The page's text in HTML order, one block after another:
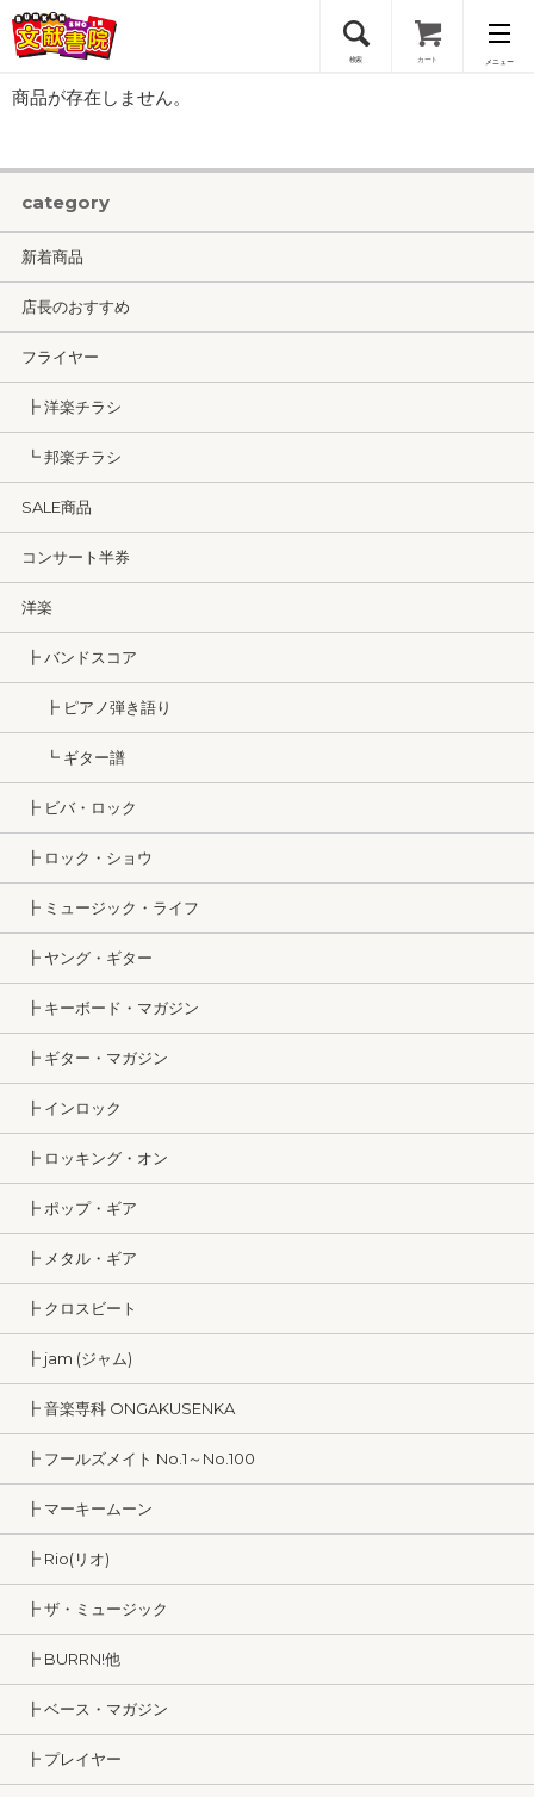
検索 カート メニュー
会員登録
ログイン
商品が存在しません。
category
新着商品
店長のおすすめ
フライヤー
┣ 洋楽チラシ
┗ 邦楽チラシ
SALE商品
コンサート半券
洋楽
┣ バンドスコア
┣ ピアノ弾き語り
┗ ギター譜
┣ ビバ・ロック
┣ ロック・ショウ
┣ ミュージック・ライフ
┣ ヤング・ギター
┣ キーボード・マガジン
┣ ギター・マガジン
┣ インロック
┣ ロッキング・オン
┣ ポップ・ギア
┣ メタル・ギア
┣ クロスビート
┣ jam (ジャム)
┣ 音楽専科 ONGAKUSENKA
┣ フールズメイト No.1～No.100
┣ マーキームーン
┣ Rio(リオ)
┣ ザ・ミュージック
┣ BURRN!他
┣ ベース・マガジン
┣ プレイヤー